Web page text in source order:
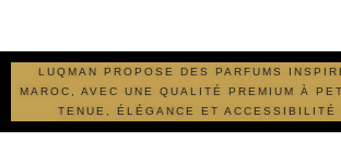
LUQMAN PROPOSE DES PARFUMS
MAROC, AVEC UNE QUALITÉ PREMIUM À
TENUE, ÉLÉGANCE ET ACCESSIBILITÉ